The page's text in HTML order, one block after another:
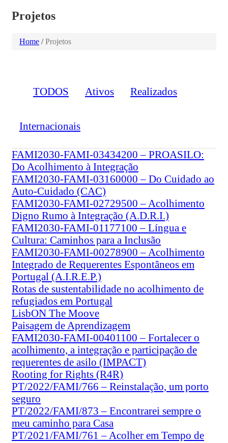
Projetos
Home / Projetos
Ativos Realizados
Internacionais
FAMI2030-FAMI-03434200 – PROASILO:
Do Acolhimento à Integração
FAMI2030-FAMI-03160000 – Do Cuidado ao
Auto-Cuidado (CAC)
FAMI2030-FAMI-02729500 – Acolhimento
Digno Rumo à Integração (A.D.R.I.)
FAMI2030-FAMI-01177100 – Língua e
Cultura: Caminhos para a Inclusão
FAMI2030-FAMI-00278900 – Acolhimento
Integrado de Requerentes Espontâneos em
Portugal (A.I.R.E.P.)
Rotas de sustentabilidade no acolhimento de
refugiados em Portugal
LisbON The Moove
Paisagem de Aprendizagem
FAMI2030-FAMI-00401100 – Fortalecer o
acolhimento, a integração e participação de
requerentes de asilo (IMPACT)
Rooting for Rights (R4R)
PT/2022/FAMI/766 – Reinstalação, um porto
seguro
PT/2022/FAMI/873 – Encontrarei sempre o
meu caminho para Casa
PT/2021/FAMI/761 – Acolher em Tempo de